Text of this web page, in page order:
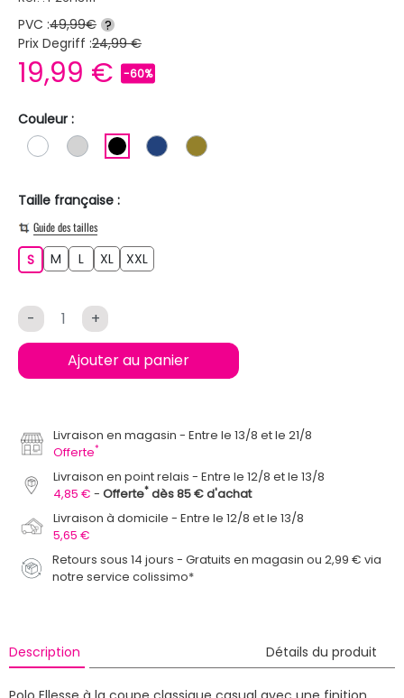
PVC :49,99€ ?
Prix Degriff :24,99 €
19,99 € -60%
Couleur :
BLANCGRIS CLAIR
NOIR BLEU FONCE
KAKI
Taille française :
Guide des tailles
SS M L XL XXL
- +
Ajouter au panier
Livraison en magasin
Entre le 13/8 et le 21/8
Offerte*
Livraison en point relais
Entre le 12/8 et le 13/8
4,85 €
Offerte* dès 85 € d'achat
Livraison à domicile
Entre le 12/8 et le 13/8
5,65 €
Retours sous 14 jours - Gratuits en magasin ou 2,99 € via
notre service colissimo*
Description Détails du produit